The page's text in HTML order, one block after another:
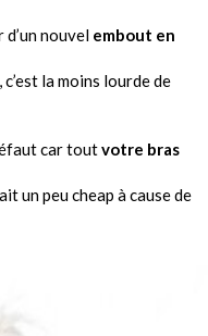
d’un nouvel embout en
c’est la moins lourde de
car toutvotre bras
un peu cheap à cause de